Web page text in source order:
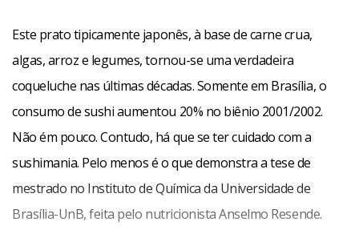
fecais, 1,14% dos peixes apresentaram a bactéria
Staphylococcus aureus acima do limite permitido. Estas
bactérias costumam estar presentes debaixo das unhas,
nos pelos e cabelos. Uma das bactérias mais perigosas, a
salmonella, que provoca terríveis dores intestinais, não foi
encontrada, porém, nas amostras.
A surpresa da pesquisa ficou por conta da presença de
Este prato tipicamente japonês, à base de carne crua,
algas, arroz e legumes, tornou-se uma verdadeira
coqueluche nas últimas décadas. Somente em Brasília, o
consumo de sushi aumentou 20% no biênio 2001/2002.
Não ém pouco. Contudo, há que se ter cuidado com a
sushimania. Pelo menos é o que demonstra a tese de
mestrado no Instituto de Química da Universidade de
Brasília-UnB, feita pelo nutricionista Anselmo Resende.